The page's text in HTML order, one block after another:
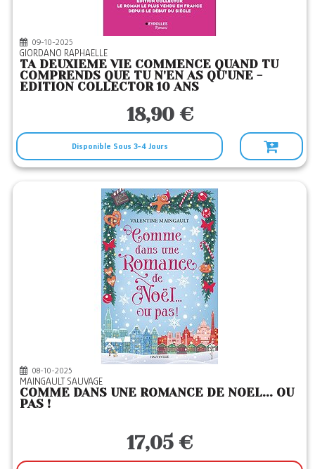
09-10-2025
GIORDANO RAPHAELLE
TA DEUXIEME VIE COMMENCE QUAND TU
COMPRENDS QUE TU N'EN AS QU'UNE -
EDITION COLLECTOR 10 ANS
18,90 €
Disponible Sous 3-4 Jours
08-10-2025
MAINGAULT SAUVAGE
COMME DANS UNE ROMANCE DE NOEL... OU
PAS !
17,05 €